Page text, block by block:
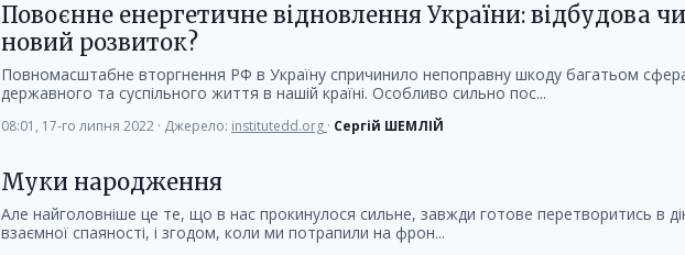
Повоєнне енергетичне відновлення України: відбудова
новий розвиток?
Повномасштабне вторгнення РФ в Україну спричинило непоправну шкоду багатьом
державного та суспільного життя в нашій країні. Особливо сильно пос...
08:01, 17-го липня 2022 · Джерело: institutedd.org · Сергій ШЕМЛІЙ
Муки народження
Але найголовніше це те, що в нас прокинулося сильне, завжди готове перетворитись в
взаємної спаяності, і згодом, коли ми потрапили на фрон...